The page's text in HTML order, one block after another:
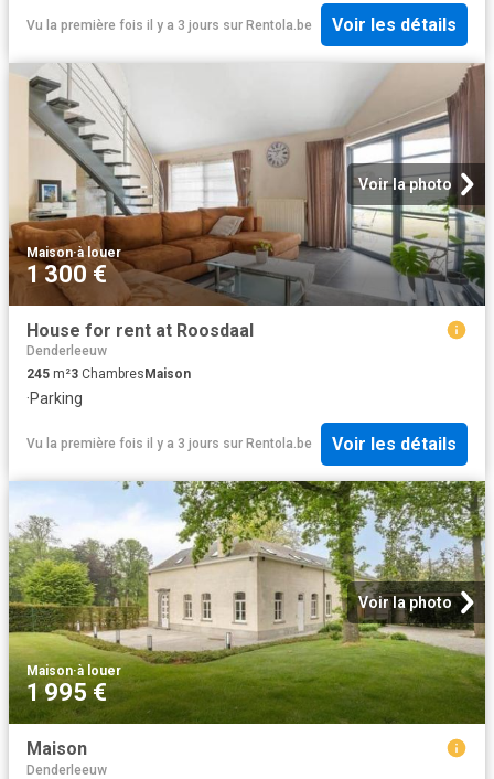
Vu la première fois il y a 3 jours sur Rentola.be Voir les détails
Voir la photo
Maison·à louer
1 300 €
House for rent at Roosdaal
Denderleeuw
245 m²3 Chambres Maison
·Parking
Vu la première fois il y a 3 jours sur Rentola.be Voir les détails
Voir la photo
Maison·à louer
1 995 €
Maison
Denderleeuw